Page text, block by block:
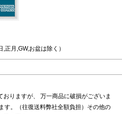
正月,GW,お盆は除く）
りますが、 万一商品に破損がございま
す。（往復送料弊社全額負担）その他の